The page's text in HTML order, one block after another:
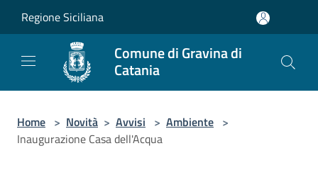
Regione Siciliana
Comune di Gravina di
Catania
Home > Novità > Avvisi > Ambiente >
Inaugurazione Casa dell'Acqua